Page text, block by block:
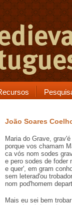
João Soares
Maria do Grave, grav'é
porque vos chamam
cavós nom sodes
e pero sodes de foder
e quer', em gram
sem leterad'ou
nom pod'homem
Mais eu sei bem